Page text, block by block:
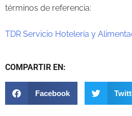
términos de referencia:
TDR Servicio Hotelería y
COMPARTIR EN:
Facebook